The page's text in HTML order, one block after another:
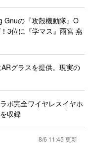
Gnuの『攻殻機動隊』O
3位に『学マス』雨宮 燕
グラスを提供。現実の
ボ完全ワイヤレスイヤホ
収録
8/6 11:45 更新